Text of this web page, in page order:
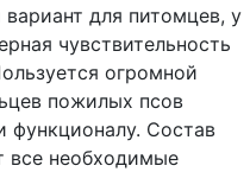
для питомцев, у
чувствительность
огромной
пожилых псов
функционалу. Состав
все необходимые